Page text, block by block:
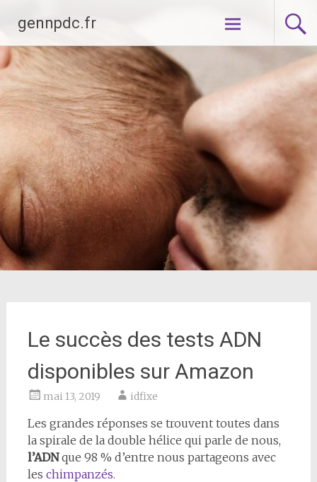
contenu
principal
gennpdc.fr
Le succès des tests ADN
disponibles sur Amazon
mai 13, 2019 idfixe
Les grandes réponses se trouvent toutes dans
la spirale de la double hélice qui parle de nous,
l’ADNque 98 % d’entre nous partageons avec
les chimpanzés.